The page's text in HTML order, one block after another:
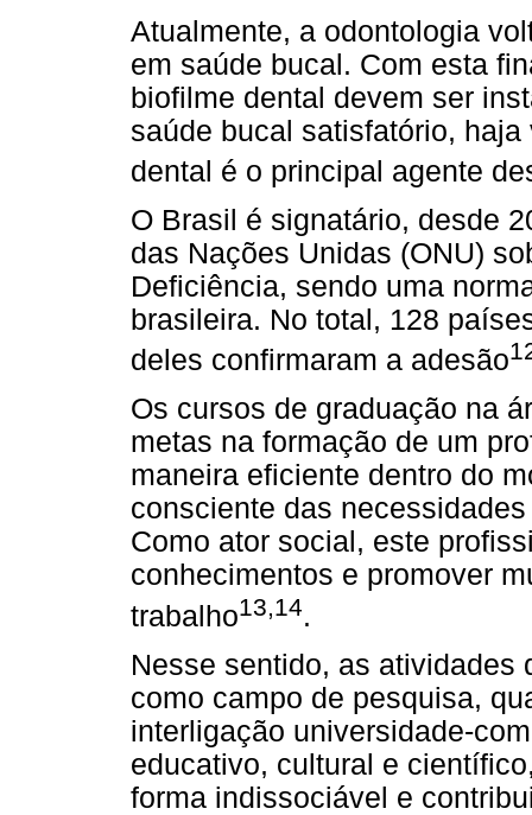
Atualmente, a odontologia
em saúde bucal. Com esta
biofilme dental devem ser
saúde bucal satisfatório,
dental é o principal agente
O Brasil é signatário, desde
das Nações Unidas (ONU)
Deficiência, sendo uma
brasileira. No total, 128
deles confirmaram a adesão
Os cursos de graduação na
metas na formação de um
maneira eficiente dentro do
consciente das
Como ator social, este
conhecimentos e promover
trabalho13,14.
Nesse sentido, as atividades
como campo de pesquisa,
interligação universidade-
educativo, cultural e
forma indissociável e